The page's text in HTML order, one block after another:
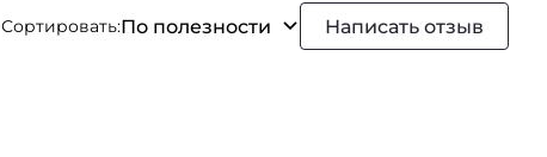
Сортировать:По полезности Написать отзыв